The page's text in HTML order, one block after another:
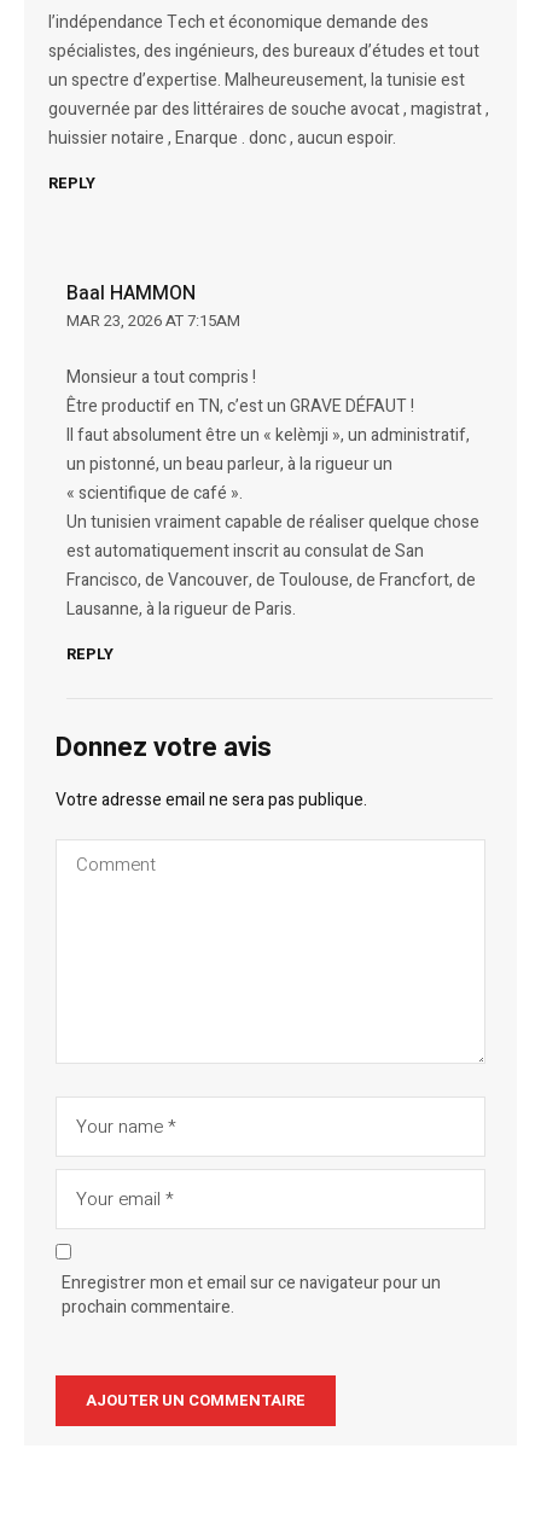
l’indépendance Tech et économique demande des
spécialistes, des ingénieurs, des bureaux d’études et tout
un spectre d’expertise. Malheureusement, la tunisie est
gouvernée par des littéraires de souche avocat , magistrat ,
huissier notaire , Enarque . donc , aucun espoir.
REPLY
Baal HAMMON
MAR 23, 2026 AT 7:15AM
Monsieur a tout compris !
Être productif en TN, c’est un GRAVE DÉFAUT !
Il faut absolument être un « kelèmji », un administratif,
un pistonné, un beau parleur, à la rigueur un
« scientifique de café ».
Un tunisien vraiment capable de réaliser quelque chose
est automatiquement inscrit au consulat de San
Francisco, de Vancouver, de Toulouse, de Francfort, de
Lausanne, à la rigueur de Paris.
REPLY
Donnez votre avis
Votre adresse email ne sera pas publique.
Enregistrer mon et email sur ce navigateur pour un
prochain commentaire.